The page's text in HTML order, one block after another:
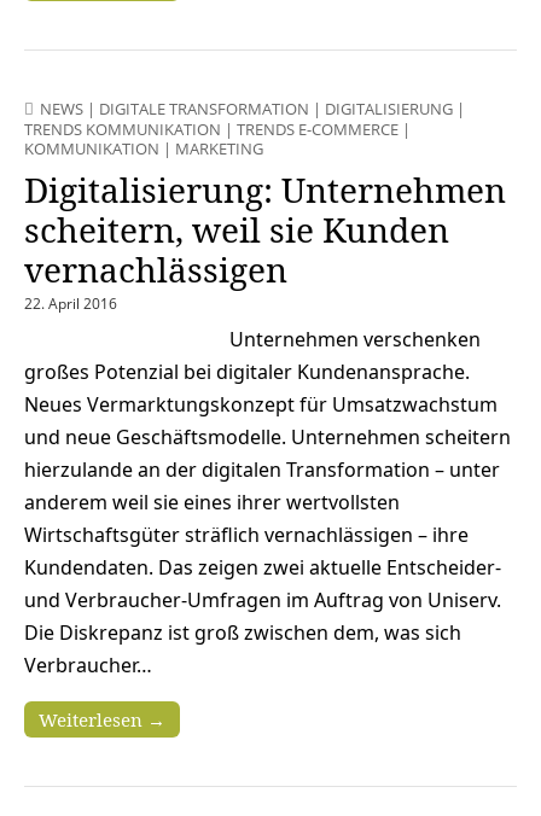
NEWS | DIGITALE TRANSFORMATION | DIGITALISIERUNG |
TRENDS KOMMUNIKATION | TRENDS E-COMMERCE |
KOMMUNIKATION | MARKETING
Digitalisierung: Unternehmen
scheitern, weil sie Kunden
vernachlässigen
22. April 2016
Unternehmen verschenken
großes Potenzial bei digitaler Kundenansprache.
Neues Vermarktungskonzept für Umsatzwachstum
und neue Geschäftsmodelle. Unternehmen scheitern
hierzulande an der digitalen Transformation – unter
anderem weil sie eines ihrer wertvollsten
Wirtschaftsgüter sträflich vernachlässigen – ihre
Kundendaten. Das zeigen zwei aktuelle Entscheider-
und Verbraucher-Umfragen im Auftrag von Uniserv.
Die Diskrepanz ist groß zwischen dem, was sich
Verbraucher…
Weiterlesen →